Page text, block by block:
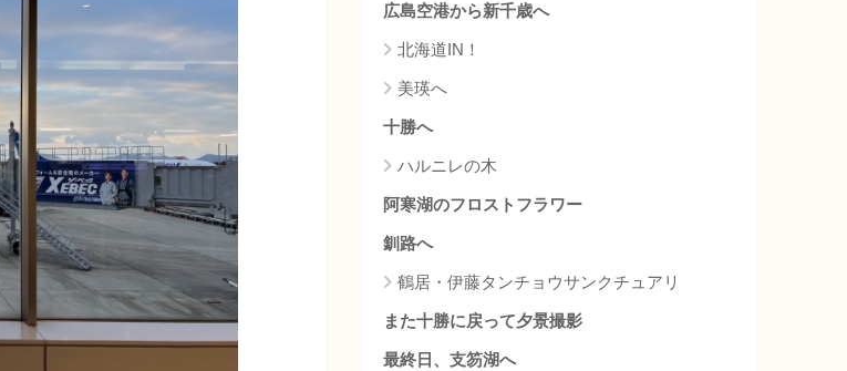
広島空港から新千歳へ
北海道IN！
美瑛へ
十勝へ
ハルニレの木
阿寒湖のフロストフラワー
釧路へ
鶴居・伊藤タンチョウサンクチュアリ
また十勝に戻って夕景撮影
最終日、支笏湖へ